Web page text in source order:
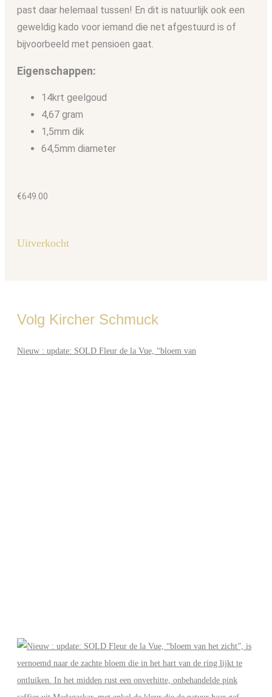
past daar helemaal tussen! En dit is natuurlijk ook een
geweldig kado voor iemand die net afgestuurd is of
bijvoorbeeld met pensioen gaat.
Eigenschappen:
14krt geelgoud
4,67 gram
1,5mm dik
64,5mm diameter
€649.00
Uitverkocht
Volg Kircher Schmuck
Nieuw : update: SOLD Fleur de la Vue, “bloem van